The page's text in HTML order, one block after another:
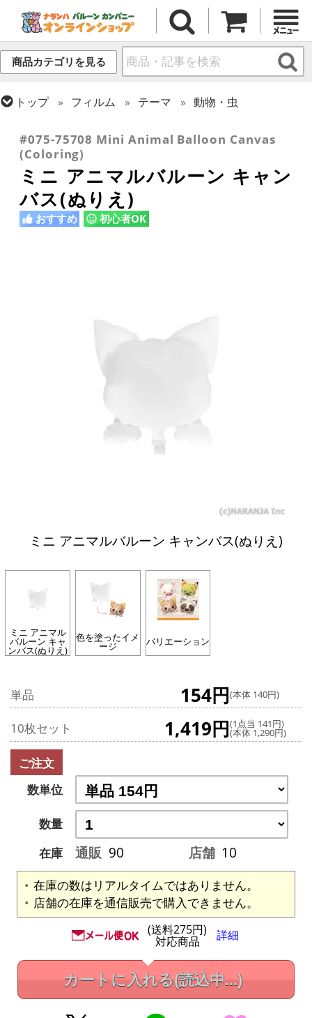
商品カテゴリを見る
トップ フィルム テーマ
動物・虫
#075-75708 Mini Animal Balloon Canvas
(Coloring)
ミニ アニマルバルーン キャン
バス(ぬりえ)
おすすめ 初心者OK
ミニ アニマルバルーン キャンバス(ぬりえ)
ミニ アニマル
バルーン キャ
ンバス(ぬりえ)
色を塗ったイメ
ージ バリエーション
単品 154円(本体 140円)
10枚セット 1,419円(1点当 141円)
(本体 1,290円)
ご注文
数単位
数量
在庫
通販 90 店舗 10
在庫の数はリアルタイムではありません。
店舗の在庫を通信販売で購入できません。
(送料275円)
対応商品 詳細
カートに入れる(読込中...)